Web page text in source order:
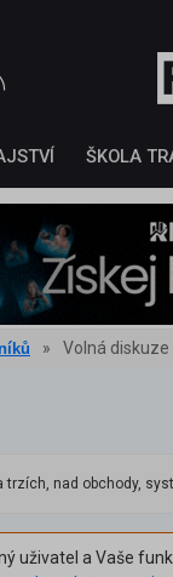
ŠKOLA
» Volná diskuze
nad obchody,
uživatel a Vaše